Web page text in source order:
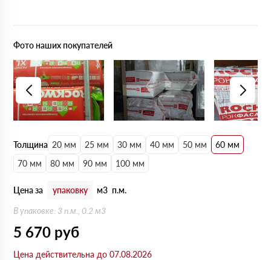
Толщина 20 мм 25 мм 30 мм 40 мм 50 мм
60 мм
70 мм
80 мм 90 мм 100 мм
Цена за упаковку м3 п.м.
В упаковке: 3 п.м., 0.2 м3
5 670 руб
Цена действительна до 07.08.2026
Фото наших покупателей